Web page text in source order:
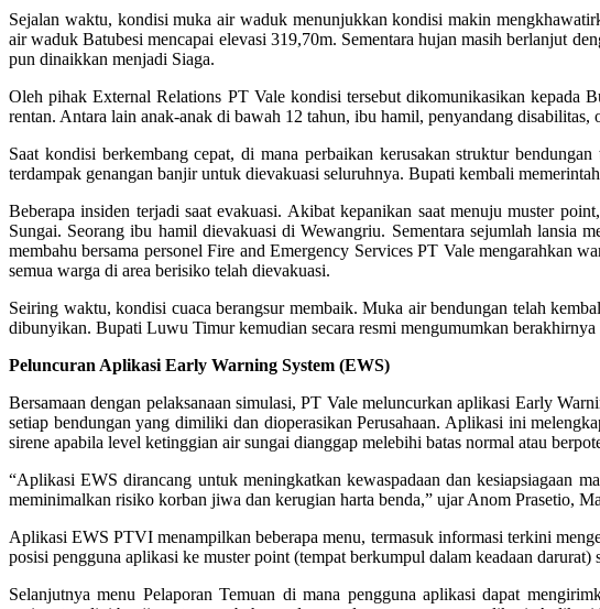
Sejalan waktu, kondisi muka air waduk menunjukkan kondisi makin
air waduk Batubesi mencapai elevasi 319,70m. Sementara hujan masih berlanjut
pun dinaikkan menjadi Siaga.
Oleh pihak External Relations PT Vale kondisi tersebut dikomunikasikan kepada
rentan. Antara lain anak-anak di bawah 12 tahun, ibu hamil, penyandang disabilitas,
Saat kondisi berkembang cepat, di mana perbaikan kerusakan struktur
terdampak genangan banjir untuk dievakuasi seluruhnya. Bupati kembali
Beberapa insiden terjadi saat evakuasi. Akibat kepanikan saat menuju muster
Sungai. Seorang ibu hamil dievakuasi di Wewangriu. Sementara sejumlah lansia
membahu bersama personel Fire and Emergency Services PT Vale mengarahkan
semua warga di area berisiko telah dievakuasi.
Seiring waktu, kondisi cuaca berangsur membaik. Muka air bendungan telah
dibunyikan. Bupati Luwu Timur kemudian secara resmi mengumumkan
Peluncuran Aplikasi Early Warning System (EWS)
Bersamaan dengan pelaksanaan simulasi, PT Vale meluncurkan aplikasi Early
setiap bendungan yang dimiliki dan dioperasikan Perusahaan. Aplikasi ini
sirene apabila level ketinggian air sungai dianggap melebihi batas normal atau
“Aplikasi EWS dirancang untuk meningkatkan kewaspadaan dan kesiapsiagaan
meminimalkan risiko korban jiwa dan kerugian harta benda,” ujar Anom Prasetio,
Aplikasi EWS PTVI menampilkan beberapa menu, termasuk informasi terkini
posisi pengguna aplikasi ke muster point (tempat berkumpul dalam keadaan darurat)
Selanjutnya menu Pelaporan Temuan di mana pengguna aplikasi dapat